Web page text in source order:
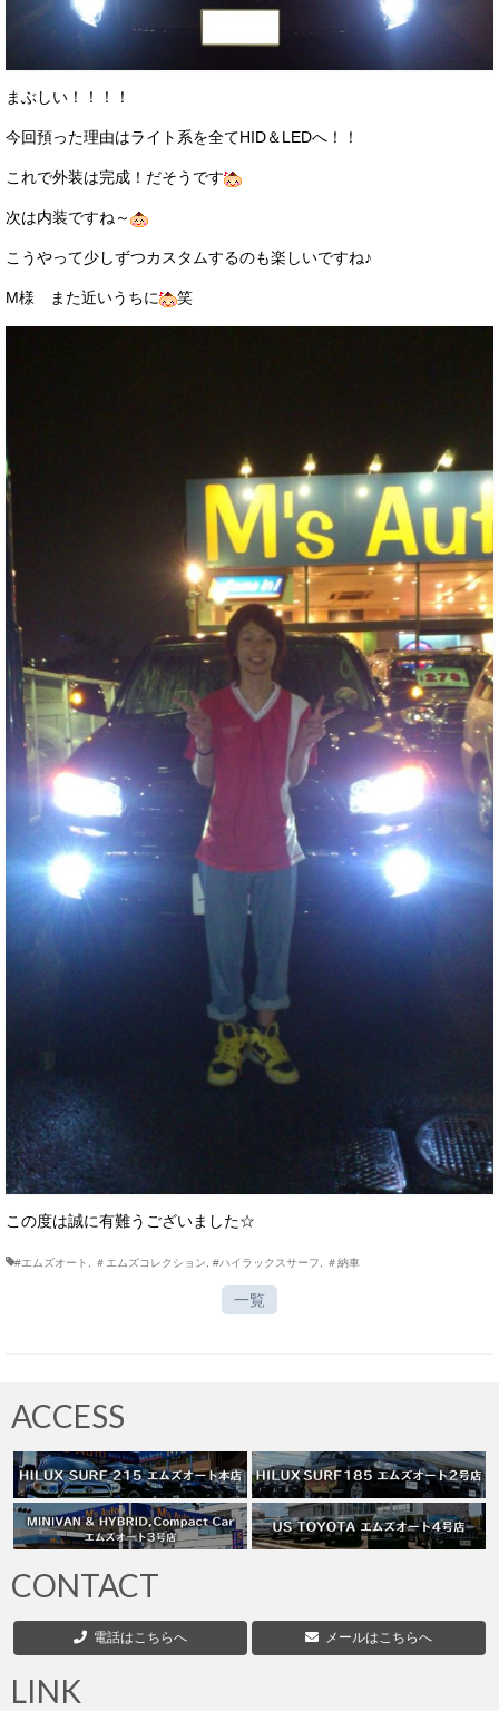
まぶしい！！！！
今回預った理由はライト系を全てHID＆LEDへ！！
これで外装は完成！だそうです
次は内装ですね～
こうやって少しずつカスタムするのも楽しいですね♪
M様 また近いうちに 笑
この度は誠に有難うございました☆
#エムズオート ＃エムズコレクション #ハイラックスサーフ ＃納車
一覧
ACCESS
CONTACT
電話はこちらへ メールはこちらへ
LINK